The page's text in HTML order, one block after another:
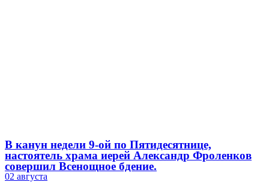
В канун недели 9-ой по Пятидесятнице,
настоятель храма иерей Александр Фроленков
совершил Всенощное бдение.
02 августа